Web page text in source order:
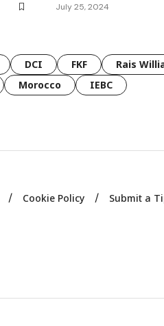
July 25, 2024
DCI FKF
Rais
Morocco IEBC
Cookie Policy Submit a